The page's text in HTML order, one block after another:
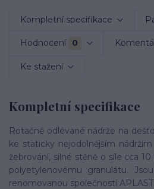
Kompletní specifikace
Hodnocení 0
Ke stažení
Kompletní specifikace
Rotačně odlévané nádrže na
ke staticky nejodolnějším
žebrování, silné stěně o síle cca
polyetylenovému granulátu.
renomovanou společností APLAST.